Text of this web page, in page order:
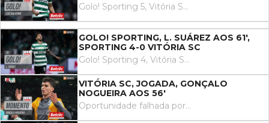
Golo! Sporting 5, Vitória SC 0. Luis Guilherme remate com o pé esquerdo no coração da área.
GOLO! SPORTING, L. SUÁREZ AOS 61',
SPORTING 4-0 VITÓRIA SC
Golo! Sporting 4, Vitória SC 0. Luis Suárez remate com o pé direito no coração da área.
VITÓRIA SC, JOGADA, GONÇALO
NOGUEIRA AOS 56'
Oportunidade falhada por Gonçalo Nogueira remate com o pé esquerdo no coração da área. Assistência de Samu.